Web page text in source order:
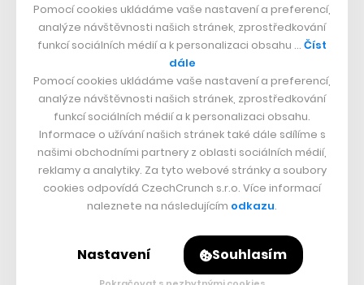
Česku pokročila od debat a pozorování okolních zemí k
praktické přípravě legislativního procesu. Ta by měla
být nastavena tak, aby se její principy daly uplatnit
nejen na PET lahve a plechovky, ale i další materiály.
První automaty pro zpětný odběr tak poskytnou dobrou
zpětnou vazbu v tom, jak proces probíhá v realitě, jak
na něj reagují zákazníci a jaké jsou možnosti jeho
dalšího zefektivnění.
zavádí pro členské státy povinnost zavést zálohový
systém v případě, že do roku 2026 nedosáhnou
Pomocí cookies ukládáme vaše nastavení a preferencí,
analýze návštěvnosti našich stránek, zprostředkování
funkcí sociálních médií a k personalizaci obsahu … Číst
dále
Pomocí cookies ukládáme vaše nastavení a preferencí,
analýze návštěvnosti našich stránek, zprostředkování
funkcí sociálních médií a k personalizaci obsahu.
Informace o užívání našich stránek také dále sdílíme s
našimi obchodními partnery z oblasti sociálních médií,
reklamy a analytiky. Za tyto webové stránky a soubory
cookies odpovídá CzechCrunch s.r.o. Více informací
naleznete na následujícím odkazu.
Nastavení Souhlasím